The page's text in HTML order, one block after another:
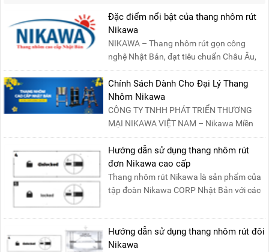
Mega Live, bạn sẽ nhận được gì?...
Đặc điểm nổi bật của thang nhôm rút
Nikawa
NIKAWA – Thang nhôm rút gọn công
nghệ Nhật Bản, đạt tiêu chuẩn Châu Âu,
đảm bảo sự an toàn tuy....
Chính Sách Dành Cho Đại Lý Thang
Nhôm Nikawa
CÔNG TY TNHH PHÁT TRIỂN THƯƠNG
MẠI NIKAWA VIỆT NAM – Nikawa Miền
Bắc: Số 19, Đường Trung ....
Hướng dẫn sử dụng thang nhôm rút
đơn Nikawa cao cấp
Thang nhôm rút Nikawa là sản phẩm của
tập đoàn Nikawa CORP Nhật Bản với các
Hướng dẫn sử dụng thang nhôm rút đôi
Nikawa